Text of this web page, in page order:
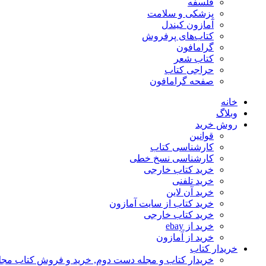
فلسفه
پزشکی و سلامت
آمازون کیندل
کتاب‌های پرفروش
گرامافون
کتاب شعر
حراجی کتاب
صفحه گرامافون
خانه
وبلاگ
روش خرید
قوانین
کارشناسی کتاب
کارشناسی نسخ خطی
خرید کتاب خارجی
خرید تلفنی
خرید آن لاین
خرید کتاب از سایت آمازون
خرید کتاب خارجی
خرید از ebay
خرید از آمازون
خریدار کتاب
خریدار کتاب و مجله دست دوم, خرید و فروش کتاب